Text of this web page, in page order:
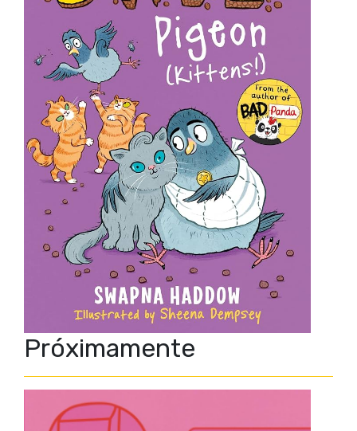
Próximamente